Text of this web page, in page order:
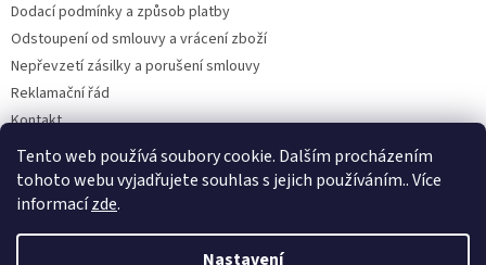
Tento web používá soubory cookie. Dalším procházením
tohoto webu vyjadřujete souhlas s jejich používáním.. Více
informacízde.
Nastavení
Dodací podmínky a způsob platby
Odstoupení od smlouvy a vrácení zboží
Nepřevzetí zásilky a porušení smlouvy
Reklamační řád
Kontakt
Napište nám